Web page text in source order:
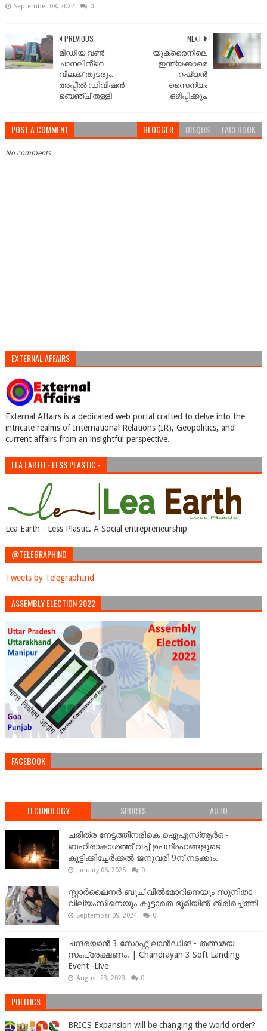
September 08, 2022 0
NEXT
യുക്രൈനിലെ
ഇന്ത്യക്കാരെ
റഷ്യൻ
സൈന്യം
ഒഴിപ്പിക്കും.
PREVIOUS
മീഡിയ വൺ
ചാനലിൻ്റെ
വിലക്ക് തുടരും.
അപ്പീൽ ഡിവിഷൻ
ബെഞ്ച് തള്ളി
POST A COMMENT BLOGGER DISQUS FACEBOOK
No comments
EXTERNAL AFFAIRS
External Affairs is a dedicated web portal crafted to delve into the
intricate realms of International Relations (IR), Geopolitics, and
current affairs from an insightful perspective.
LEA EARTH - LESS PLASTIC -
Lea Earth - Less Plastic. A Social entrepreneurship
@TELEGRAPHIND
Tweets by TelegraphInd
ASSEMBLY ELECTION 2022
FACEBOOK
TECHNOLOGY SPORTS AUTO
ചരിത്ര നേട്ടത്തിനരികെ ഐഎസ്ആർഒ -
ബഹിരാകാശത്ത് വച്ച് ഉപഗ്രഹങ്ങളുടെ
കൂട്ടിക്കിച്ചേർക്കൽ ജനുവരി 9ന് നടക്കും.
January 06, 2025 0
സ്റ്റാർലൈനർ ബുച് വിൽമോറിനെയും സുനിതാ
വില്യംസിനെയും കൂട്ടാതെ ഭൂമിയിൽ തിരിച്ചെത്തി
September 09, 2024 0
ചന്ദ്രയാൻ 3 സോഫ്റ്റ് ലാൻഡിങ് - തത്സമയ
സംപ്രേക്ഷണം. | Chandrayan 3 Soft Landing
Event -Live
August 23, 2023 0
POLITICS
BRICS Expansion will be changing the world order?